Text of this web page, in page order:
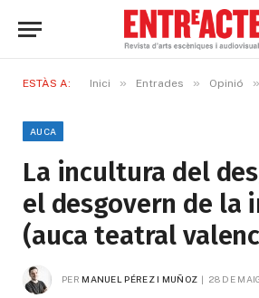
ESTÀS A: Inici » Entrades » Opinió »
AUCA
La incultura del
el desgovern de la
(auca teatral
PER MANUEL PÉREZ I MUÑOZ 28 DE